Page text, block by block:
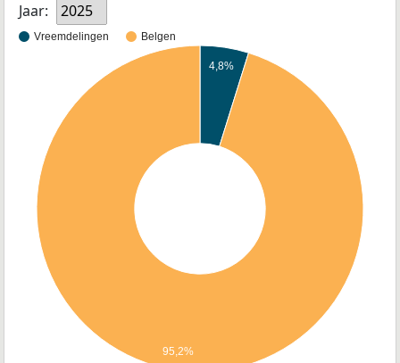
Jaar:
2025
Vreemdelingen Belgen
4,8%
95,2%